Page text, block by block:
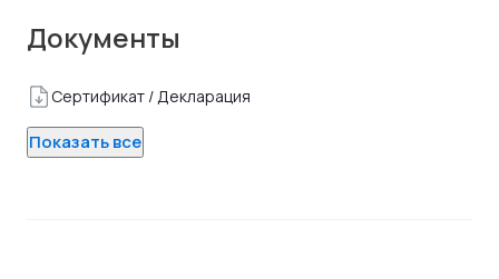
Документы
Сертификат / Декларация
Показать все